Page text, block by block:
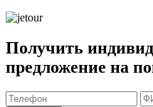
Получить
предложение на